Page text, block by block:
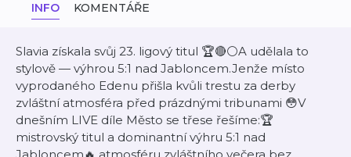
INFO KOMENTÁŘE
Slavia získala svůj 23. ligový titul 🏆🔴⚪A udělala to
stylově — výhrou 5:1 nad Jabloncem.Jenže místo
vyprodaného Edenu přišla kvůli trestu za derby
zvláštní atmosféra před prázdnými tribunami 😳V
dnešním LIVE díle Město se třese řešíme:🏆
mistrovský titul a dominantní výhru 5:1 nad